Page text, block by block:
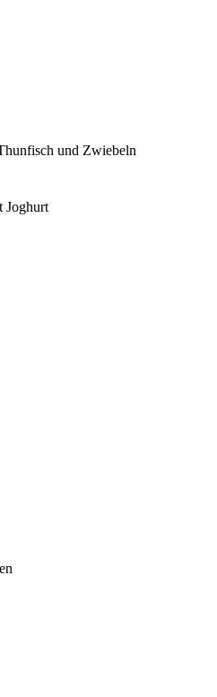
und Zwiebeln